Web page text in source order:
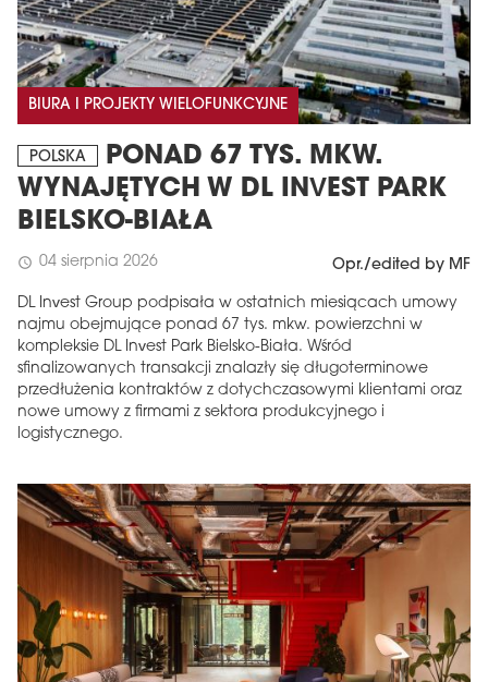
BIURA I PROJEKTY WIELOFUNKCYJNE
POLSKA
PONAD 67 TYS. MKW.
WYNAJĘTYCH W DL INVEST PARK
BIELSKO-BIAŁA
schedule 04 sierpnia 2026 Opr./edited by MF
DL Invest Group podpisała w ostatnich miesiącach umowy
najmu obejmujące ponad 67 tys. mkw. powierzchni w
kompleksie DL Invest Park Bielsko-Biała. Wśród
sfinalizowanych transakcji znalazły się długoterminowe
przedłużenia kontraktów z dotychczasowymi klientami oraz
nowe umowy z firmami z sektora produkcyjnego i
logistycznego.